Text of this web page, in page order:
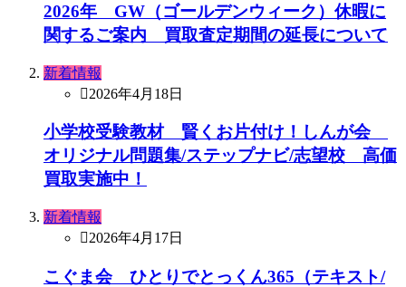
2026年 GW（ゴールデンウィーク）休暇に
関するご案内 買取査定期間の延長について
新着情報
2026年4月18日
小学校受験教材 賢くお片付け！しんが会
オリジナル問題集/ステップナビ/志望校 高価
買取実施中！
新着情報
2026年4月17日
こぐま会 ひとりでとっくん365（テキスト/